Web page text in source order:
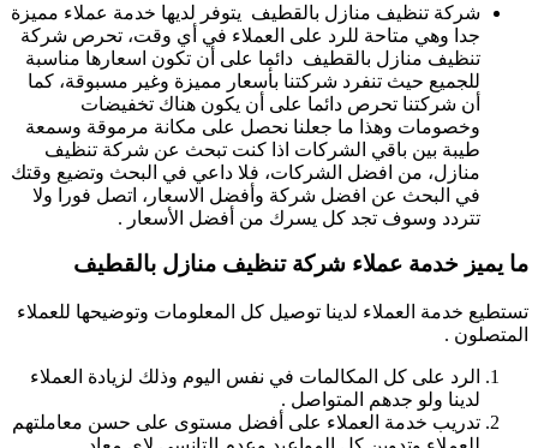
شركة تنظيف منازل بالقطيف يتوفر لديها خدمة عملاء مميزة
جدا وهي متاحة للرد على العملاء في أي وقت، تحرص شركة
تنظيف منازل بالقطيف دائما على أن تكون اسعارها مناسبة
للجميع حيث تنفرد شركتنا بأسعار مميزة وغير مسبوقة، كما
أن شركتنا تحرص دائما على أن يكون هناك تخفيضات
وخصومات وهذا ما جعلنا نحصل على مكانة مرموقة وسمعة
طيبة بين باقي الشركات اذا كنت تبحث عن شركة تنظيف
منازل، من افضل الشركات، فلا داعي في البحث وتضيع وقتك
في البحث عن افضل شركة وأفضل الاسعار، اتصل فورا ولا
تتردد وسوف تجد كل يسرك من أفضل الأسعار .
ما يميز خدمة عملاء شركة تنظيف منازل بالقطيف
تستطيع خدمة العملاء لدينا توصيل كل المعلومات وتوضيحها للعملاء
المتصلون .
الرد على كل المكالمات في نفس اليوم وذلك لزيادة العملاء
لدينا ولو جدهم المتواصل .
تدريب خدمة العملاء على أفضل مستوى على حسن معاملتهم